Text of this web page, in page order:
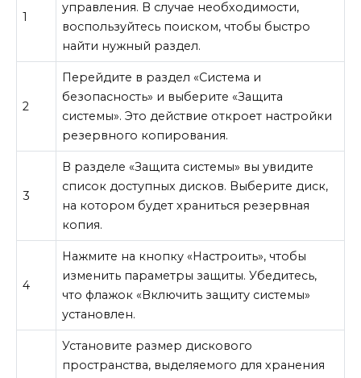
1
управления. В случае необходимости,
воспользуйтесь поиском, чтобы быстро
найти нужный раздел.
2
Перейдите в раздел «Система и
безопасность» и выберите «Защита
системы». Это действие откроет настройки
резервного копирования.
3
В разделе «Защита системы» вы увидите
список доступных дисков. Выберите диск,
на котором будет храниться резервная
копия.
4
Нажмите на кнопку «Настроить», чтобы
изменить параметры защиты. Убедитесь,
что флажок «Включить защиту системы»
установлен.
Установите размер дискового
пространства, выделяемого для хранения